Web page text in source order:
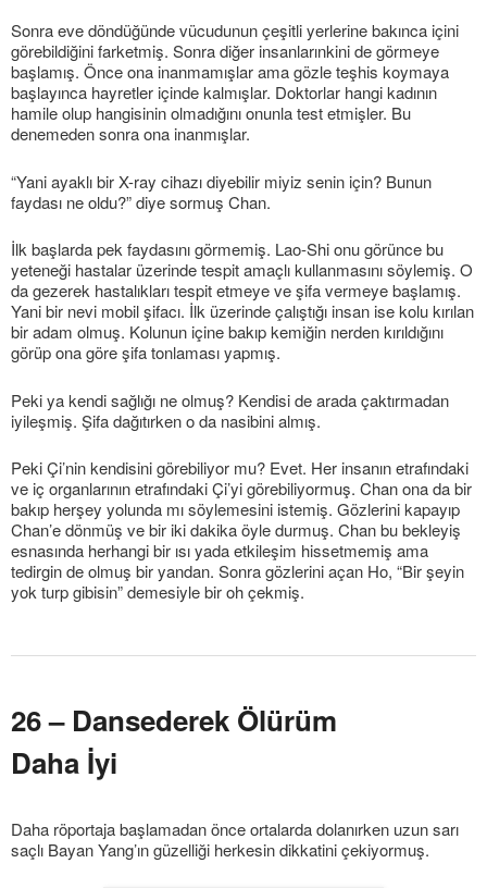
Sonra eve döndüğünde vücudunun çeşitli yerlerine bakınca içini
görebildiğini farketmiş. Sonra diğer insanlarınkini de görmeye
başlamış. Önce ona inanmamışlar ama gözle teşhis koymaya
başlayınca hayretler içinde kalmışlar. Doktorlar hangi kadının
hamile olup hangisinin olmadığını onunla test etmişler. Bu
denemeden sonra ona inanmışlar.
“Yani ayaklı bir X-ray cihazı diyebilir miyiz senin için? Bunun
faydası ne oldu?” diye sormuş Chan.
İlk başlarda pek faydasını görmemiş. Lao-Shi onu görünce bu
yeteneği hastalar üzerinde tespit amaçlı kullanmasını söylemiş. O
da gezerek hastalıkları tespit etmeye ve şifa vermeye başlamış.
Yani bir nevi mobil şifacı. İlk üzerinde çalıştığı insan ise kolu kırılan
bir adam olmuş. Kolunun içine bakıp kemiğin nerden kırıldığını
görüp ona göre şifa tonlaması yapmış.
Peki ya kendi sağlığı ne olmuş? Kendisi de arada çaktırmadan
iyileşmiş. Şifa dağıtırken o da nasibini almış.
Peki Çi’nin kendisini görebiliyor mu? Evet. Her insanın etrafındaki
ve iç organlarının etrafındaki Çi’yi görebiliyormuş. Chan ona da bir
bakıp herşey yolunda mı söylemesini istemiş. Gözlerini kapayıp
Chan’e dönmüş ve bir iki dakika öyle durmuş. Chan bu bekleyiş
esnasında herhangi bir ısı yada etkileşim hissetmemiş ama
tedirgin de olmuş bir yandan. Sonra gözlerini açan Ho, “Bir şeyin
yok turp gibisin” demesiyle bir oh çekmiş.
26 – Dansederek Ölürüm
Daha İyi
Daha röportaja başlamadan önce ortalarda dolanırken uzun sarı
saçlı Bayan Yang’ın güzelliği herkesin dikkatini çekiyormuş.